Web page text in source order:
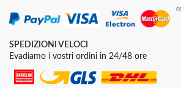
SPEDIZIONI VELOCI
Evadiamo i vostri ordini in 24/48 ore